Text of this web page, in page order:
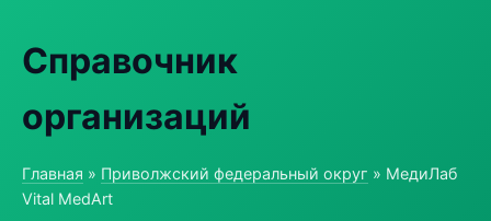
Справочник
организаций
Главная » Приволжский федеральный округ » МедиЛаб
Vital MedArt